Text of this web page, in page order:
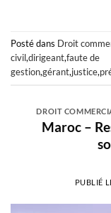
Posté dans Droit
civil,dirigeant,faute de
gestion,gérant,justice,
DROIT
Maroc –
PUBLIÉ